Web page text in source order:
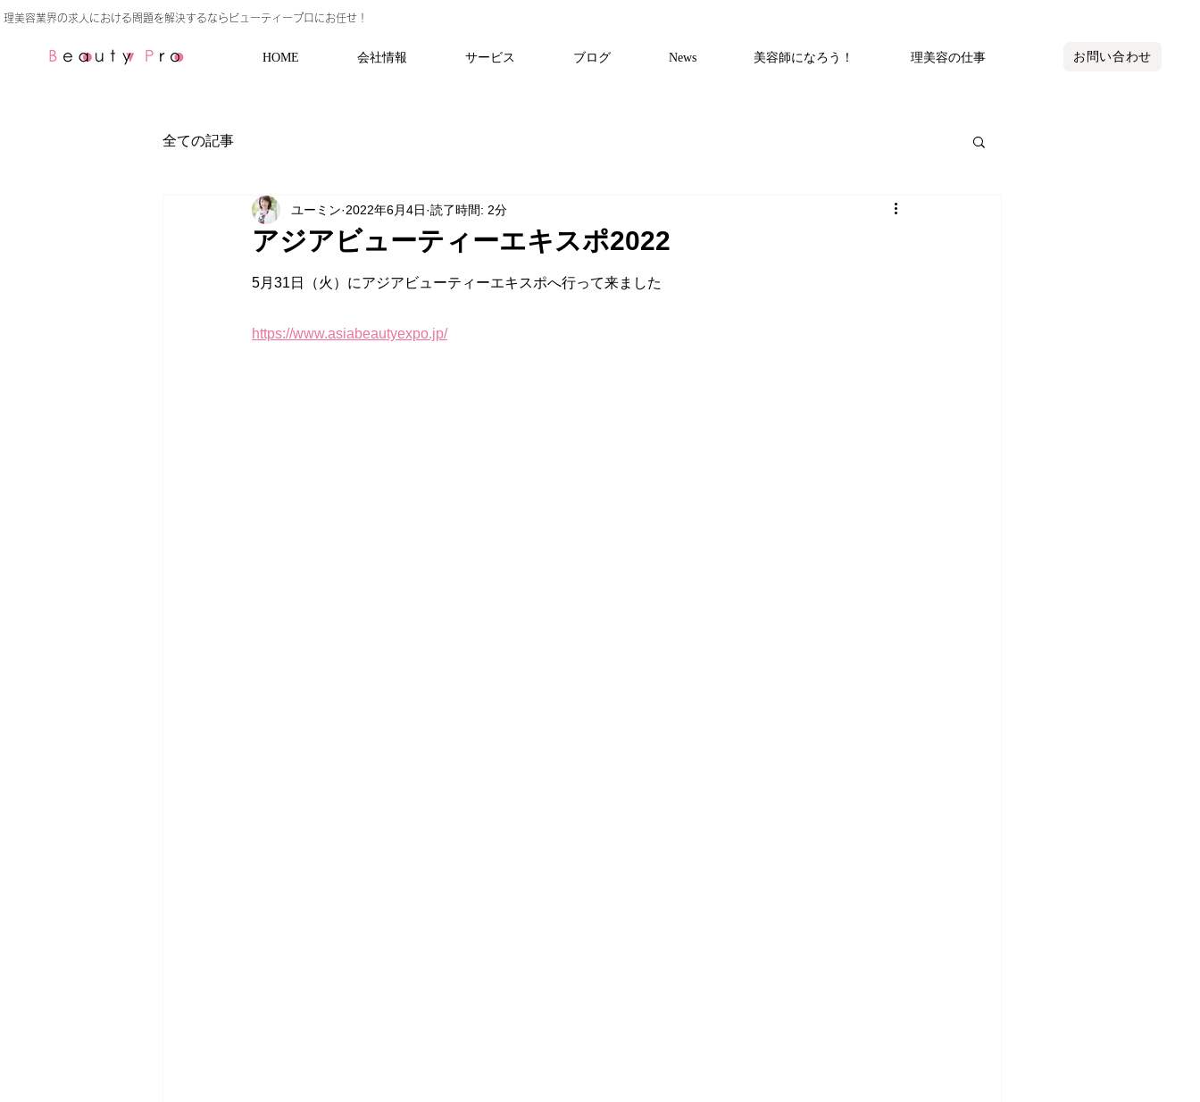
HOME 会社情報 サービス ブログ News 美容師になろう！ 理美容の仕事 お問い合わせ
全ての記事
アジアビューティーエキスポ2022
ユーミン 2022年6月4日 読了時間: 2分
5月31日（火）にアジアビューティーエキスポへ行って来ました
https://www.asiabeautyexpo.jp/